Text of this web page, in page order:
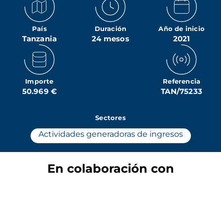
País
Tanzania
Duración
24 mesos
Año de inicio
2021
Importe
50.969 €
Referencia
TAN/75233
Sectores
Actividades generadoras de ingresos
En colaboración con